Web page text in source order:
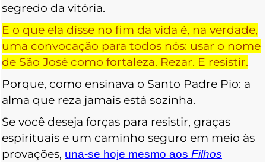
segredo da vitória.
E o que ela disse no fim da vida é, na verdade,
uma convocação para todos nós: usar o nome
de São José como fortaleza. Rezar. E resistir.
Porque, como ensinava o Santo Padre Pio: a
alma que reza jamais está sozinha.
Se você deseja forças para resistir, graças
espirituais e um caminho seguro em meio às
provações, una-se hoje mesmo aos Filhos